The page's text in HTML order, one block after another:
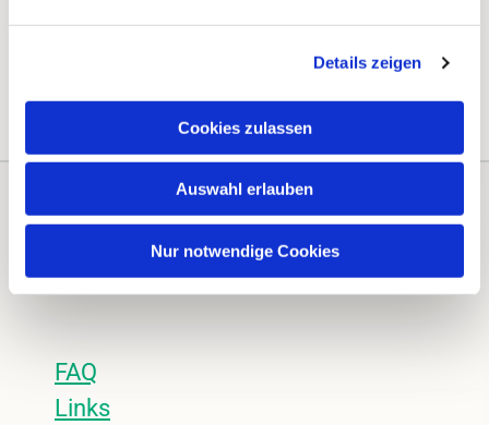
Details zeigen
Cookies zulassen
Auswahl erlauben
Nur notwendige Cookies
Instagram
FAQ
Links